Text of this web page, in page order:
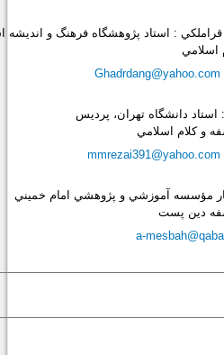
: استاد پژوهشگاه فرهنگ و انديشه
Ghadrdang@yahoo.com
دانشگاه تهران، پرديس
و كلام اسلامي
mmrezai391@yahoo.com
مؤسسه آموزشي و پژوهشي امام خميني
دين پست
a-